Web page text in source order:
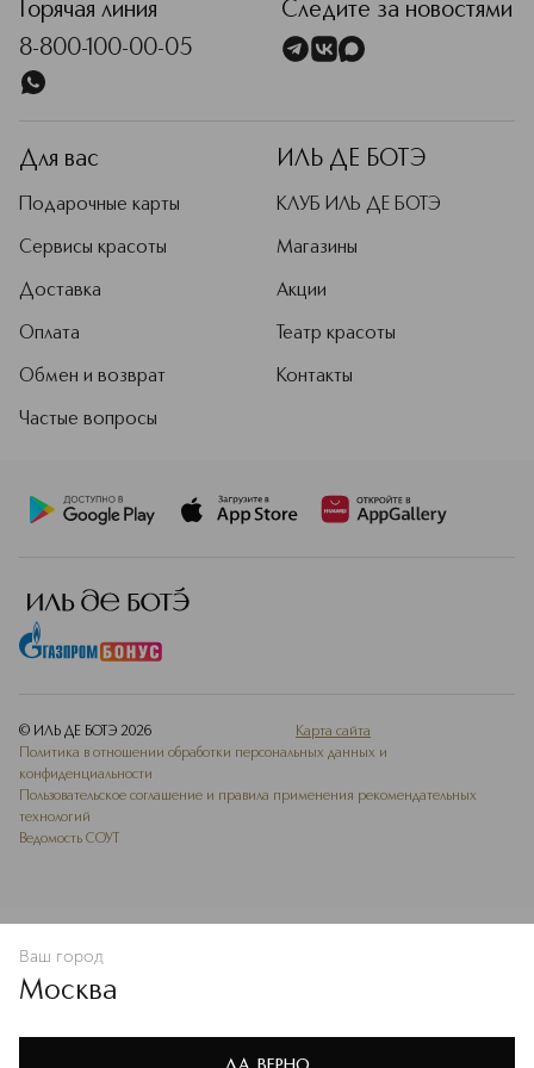
Политике конфиденциальности
В КОРЗИНУ
Горячая линия
8-800-100-00-05
Следите за новостями
Для вас
Подарочные карты
Сервисы красоты
Доставка
Оплата
Обмен и возврат
Частые вопросы
ИЛЬ ДЕ БОТЭ
КЛУБ ИЛЬ ДЕ БОТЭ
Магазины
Акции
Театр красоты
Контакты
© ИЛЬ ДЕ БОТЭ 2026
Карта сайта
Политика в отношении обработки персональных данных и
конфиденциальности
Пользовательское соглашение и правила применения рекомендательных
технологий
Ведомость СОУТ
Ваш город
Москва